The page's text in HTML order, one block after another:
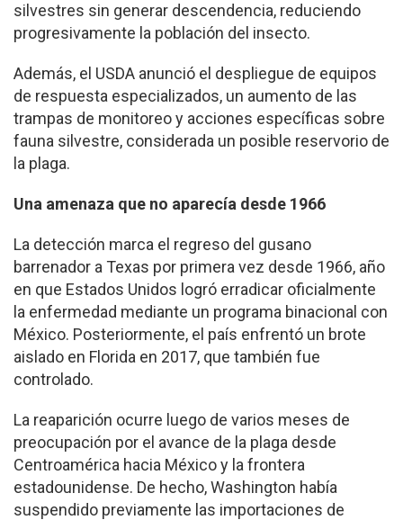
silvestres sin generar descendencia, reduciendo
progresivamente la población del insecto.
Además, el USDA anunció el despliegue de equipos
de respuesta especializados, un aumento de las
trampas de monitoreo y acciones específicas sobre
fauna silvestre, considerada un posible reservorio de
la plaga.
Una amenaza que no aparecía desde 1966
La detección marca el regreso del gusano
barrenador a Texas por primera vez desde 1966, año
en que Estados Unidos logró erradicar oficialmente
la enfermedad mediante un programa binacional con
México. Posteriormente, el país enfrentó un brote
aislado en Florida en 2017, que también fue
controlado.
La reaparición ocurre luego de varios meses de
preocupación por el avance de la plaga desde
Centroamérica hacia México y la frontera
estadounidense. De hecho, Washington había
suspendido previamente las importaciones de